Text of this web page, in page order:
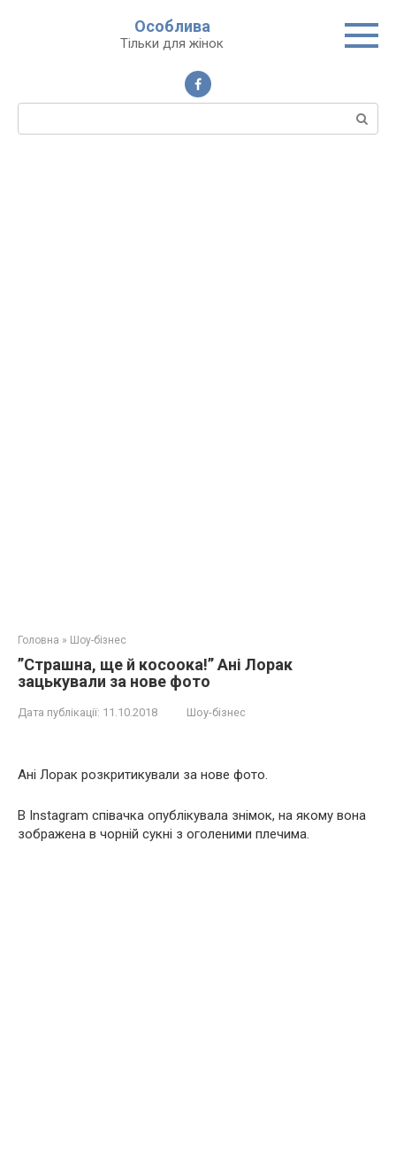
Особлива
Тільки для жінок
Пошук:
Головна » Шоу-бізнес
”Стpaшна, ще й коcoока!” Ані Лорак
зацькували за нове фото
Дата публікації: 11.10.2018 Шоу-бізнес
Ані Лорак розкритикували за нове фото.
В Instagram співачка опублікувала знімок, на якому вона
зображена в чорній сукні з огoлeними плечима.